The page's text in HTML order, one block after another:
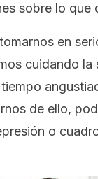
sobre lo que
en
cuidando la
de ello,
o